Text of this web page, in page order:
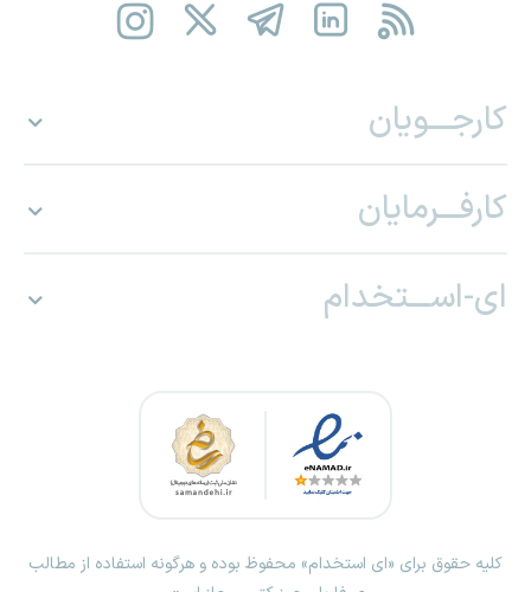
کارجـــویان
کارفـــرمایان
ای-اســـتخدام
کلیه حقوق برای «ای استخدام» محفوظ بوده و هرگونه استفاده از مطالب